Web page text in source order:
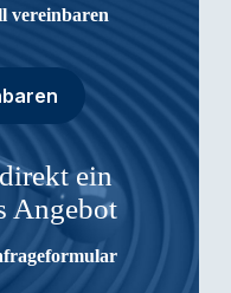
vereinbaren
ein
Angebot